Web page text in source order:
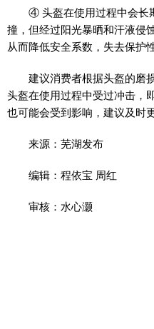
④ 头盔在使用过程中会长
撞，但经过阳光暴晒和汗液侵
从而降低安全系数，失去保护性
建议消费者根据头盔的磨
头盔在使用过程中受过冲击，
也可能会受到影响，建议及时
来源：芜湖发布
编辑：程依宝 周红
审核：水心灏